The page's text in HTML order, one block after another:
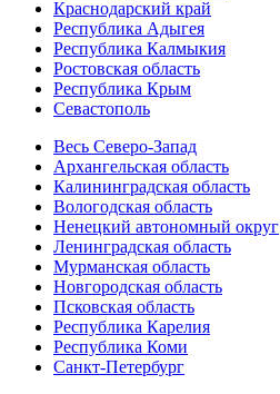
Краснодарский край
Республика Адыгея
Республика Калмыкия
Ростовская область
Республика Крым
Севастополь
Весь Северо-Запад
Архангельская область
Калининградская область
Вологодская область
Ненецкий автономный округ
Ленинградская область
Мурманская область
Новгородская область
Псковская область
Республика Карелия
Республика Коми
Санкт-Петербург